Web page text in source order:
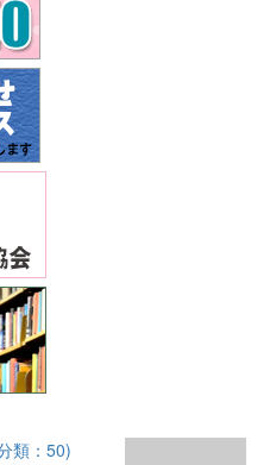
類：50)